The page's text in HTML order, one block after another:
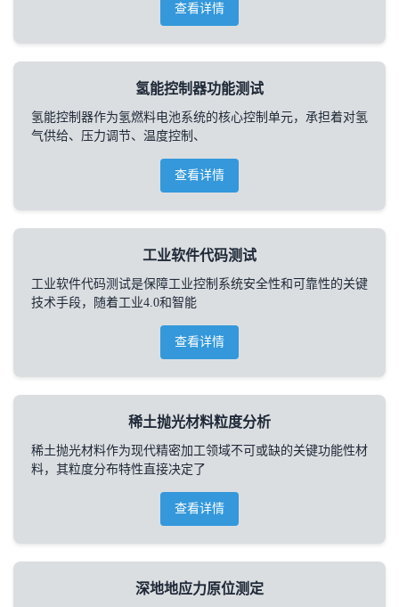
查看详情
氢能控制器功能测试
氢能控制器作为氢燃料电池系统的核心控制单元，承担着对氢
气供给、压力调节、温度控制、
查看详情
工业软件代码测试
工业软件代码测试是保障工业控制系统安全性和可靠性的关键
技术手段，随着工业4.0和智能
查看详情
稀土抛光材料粒度分析
稀土抛光材料作为现代精密加工领域不可或缺的关键功能性材
料，其粒度分布特性直接决定了
查看详情
深地地应力原位测定